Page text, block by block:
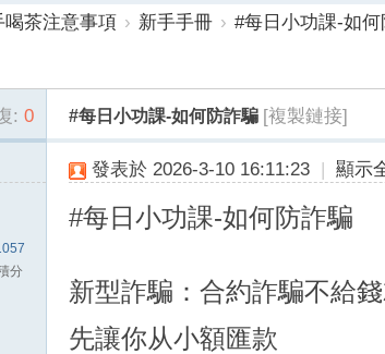
搜
喝茶注意事項 › 新手手冊 › #每日小功課-如何
: 0 #每日小功課-如何防詐騙 [複製鏈接]
分
發表於 2026-3-10 16:11:23 | 顯示
#每日小功課-如何防詐騙
新型詐騙：合約詐騙不給
先讓你从小額匯款